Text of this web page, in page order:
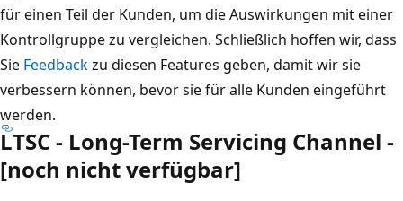
für einen Teil der Kunden, um die Auswirkungen mit einer
Kontrollgruppe zu vergleichen. Schließlich hoffen wir, dass
Sie Feedbackzu diesen Features geben, damit wir sie
verbessern können, bevor sie für alle Kunden eingeführt
werden.
LTSC - Long-Term Servicing Channel -
[noch nicht verfügbar]